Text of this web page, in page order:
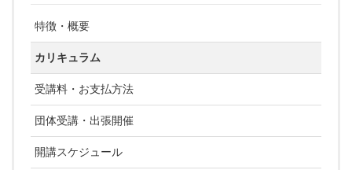
特徴・概要
カリキュラム
受講料・お支払方法
団体受講・出張開催
開講スケジュール